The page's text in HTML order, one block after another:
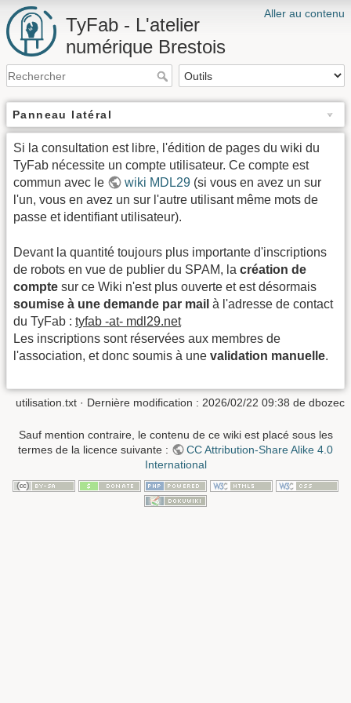
Aller au contenu
TyFab - L'atelier
numérique Brestois
Panneau latéral
Si la consultation est libre, l'édition de pages du wiki du
TyFab nécessite un compte utilisateur. Ce compte est
commun avec le
wiki MDL29 (si vous en avez un sur
l'un, vous en avez un sur l'autre utilisant même mots de
passe et identifiant utilisateur).
Devant la quantité toujours plus importante d'inscriptions
de robots en vue de publier du SPAM, la création de
compte sur ce Wiki n'est plus ouverte et est désormais
soumise à une demande par mail à l'adresse de contact
du TyFab : tyfab -at- mdl29.net
Les inscriptions sont réservées aux membres de
l'association, et donc soumis à une validation manuelle.
utilisation.txt · Dernière modification : 2026/02/22 09:38 de dbozec
Sauf mention contraire, le contenu de ce wiki est placé sous les
termes de la licence suivante :
CC Attribution-Share Alike 4.0
International